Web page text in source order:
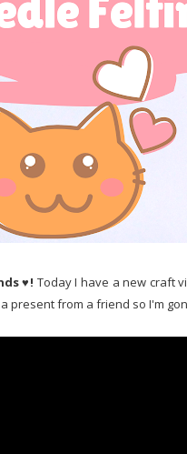
♥! Today I have a new craft
present from a friend so I'm